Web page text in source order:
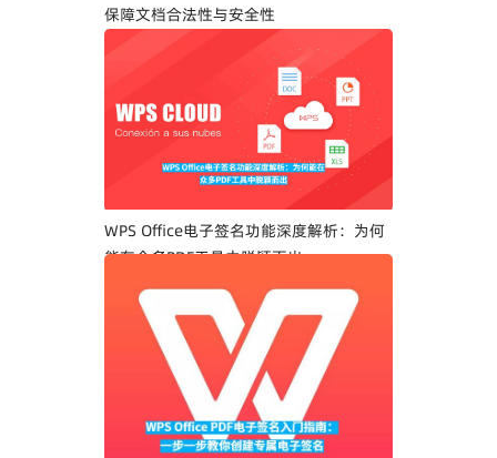
保障文档合法性与安全性
WPS Office电子签名功能深度解析：为何
能在众多PDF工具中脱颖而出